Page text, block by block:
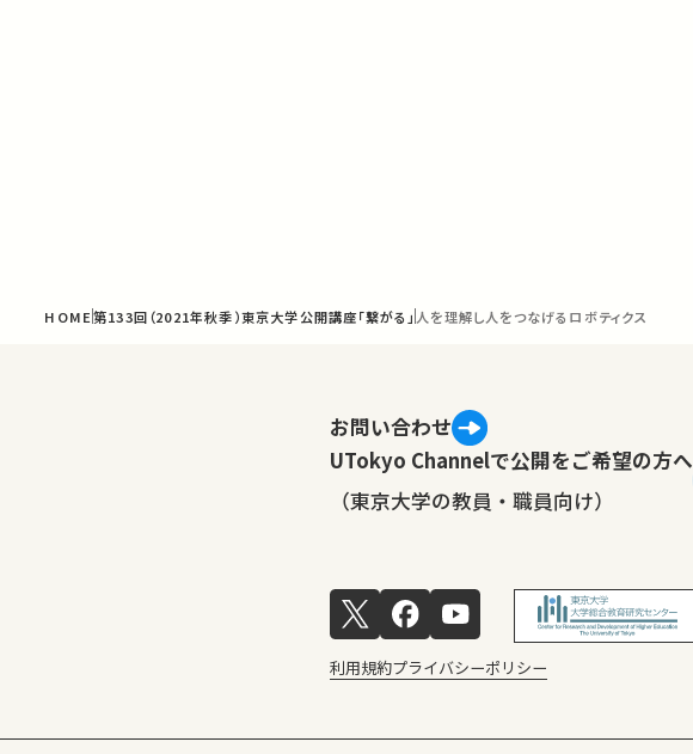
HOME第133回（2021年秋季）東京大学公開講座「繋がる」 人を理解し人をつなげるロボティクス
お問い合わせ
UTokyo Channelで公開をご希望の方へ
（東京大学の教員・職員向け）
利用規約プライバシーポリシー